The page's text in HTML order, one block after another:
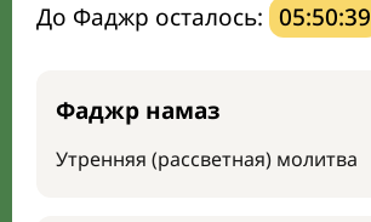
До Фаджр осталось: 05:50:38
Фаджр намаз
Утренняя (рассветная) молитва